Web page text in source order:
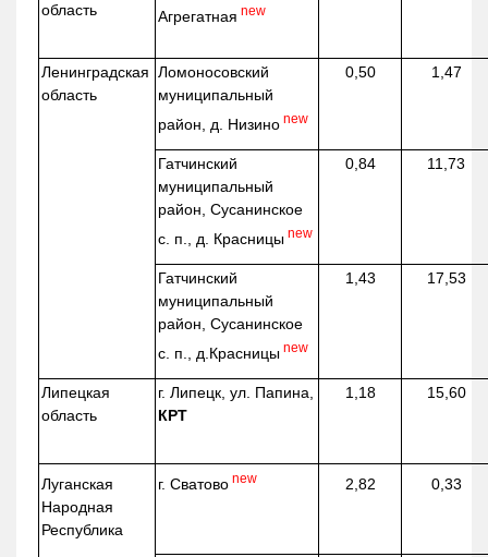
область
Агрегатная new
Ленинградская
область
Ломоносовский
муниципальный
район, д. Низино new
0,50 1,47
Гатчинский
муниципальный
район, Сусанинское
с. п., д. Красницы new
0,84 11,73
Гатчинский
муниципальный
район, Сусанинское
с. п., д.Красницы new
1,43 17,53
Липецкая
область
г. Липецк, ул. Папина,
КРТ
1,18 15,60
Луганская
Народная
Республика
г. Сватово new 2,82 0,33